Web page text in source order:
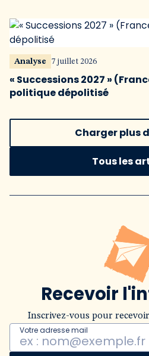
Analyse 7 juillet 2026
« Successions 2027 »
politique dépolitisé
Charger plus
Tous les
Recevoir
Inscrivez-vous pour
Votre adresse mail